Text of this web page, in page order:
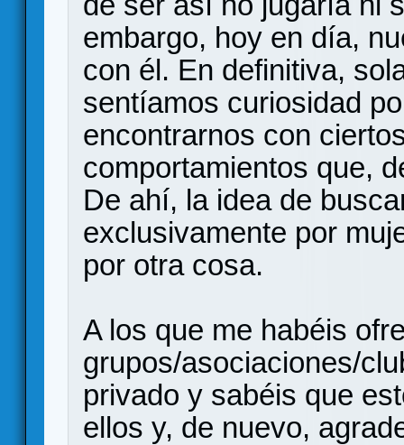
embargo, hoy en día,
con él. En definitiva,
sentíamos curiosidad
encontrarnos con
comportamientos que,
De ahí, la idea de
exclusivamente por
por otra cosa.
A los que me habéis
grupos/asociaciones/
privado y sabéis que
ellos y, de nuevo,